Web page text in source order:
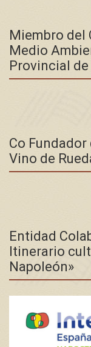
Miembro del
Medio
Provincial
Co
Vino de
Entidad
Itinerario
Napoleón»